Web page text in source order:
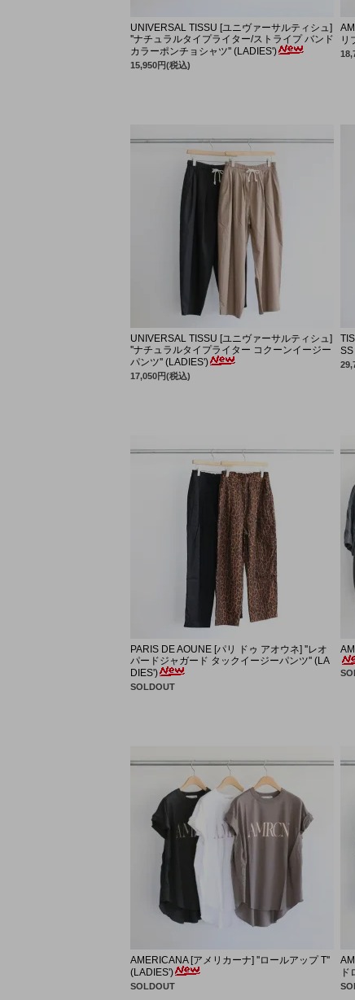
SUBLIME
SANDERS
TOUAREG SILVER
UNIVERSAL TISSU [ユニヴァーサルティシュ]
''ナチュラルタイプライター/ストライプ バンド
カラーポンチョシャツ'' (LADIES')
15,950円(税込)
リ
UNIVERSAL TISSU [ユニヴァーサルティシュ]
''ナチュラルタイプライター コクーンイージー
パンツ'' (LADIES')
17,050円(税込)
PARIS DE AOUNE [パリ ドゥ アオウネ] ''レオ
パードジャガード タックイージーパンツ'' (LA
DIES')
SOLDOUT
AMERICANA [アメリカーナ] ''ロールアップ T''
(LADIES')
SOLDOUT
ド